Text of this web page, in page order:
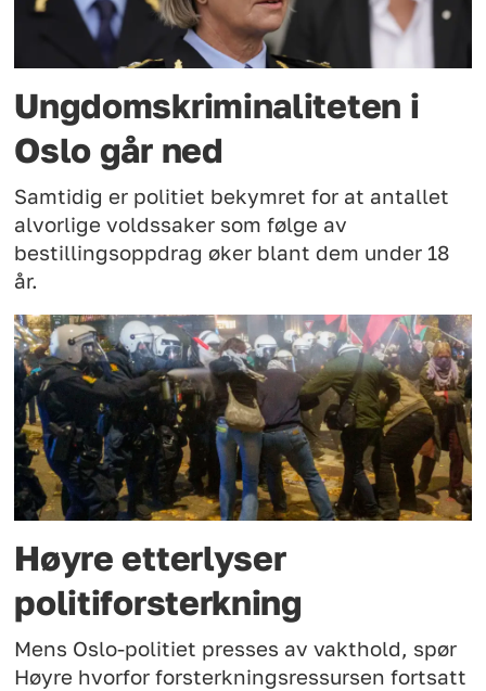
Ungdomskriminaliteten i
Oslo går ned
Samtidig er politiet bekymret for at antallet
alvorlige voldssaker som følge av
bestillingsoppdrag øker blant dem under 18
år.
Høyre etterlyser
politiforsterkning
Mens Oslo-politiet presses av vakthold, spør
Høyre hvorfor forsterkningsressursen fortsatt